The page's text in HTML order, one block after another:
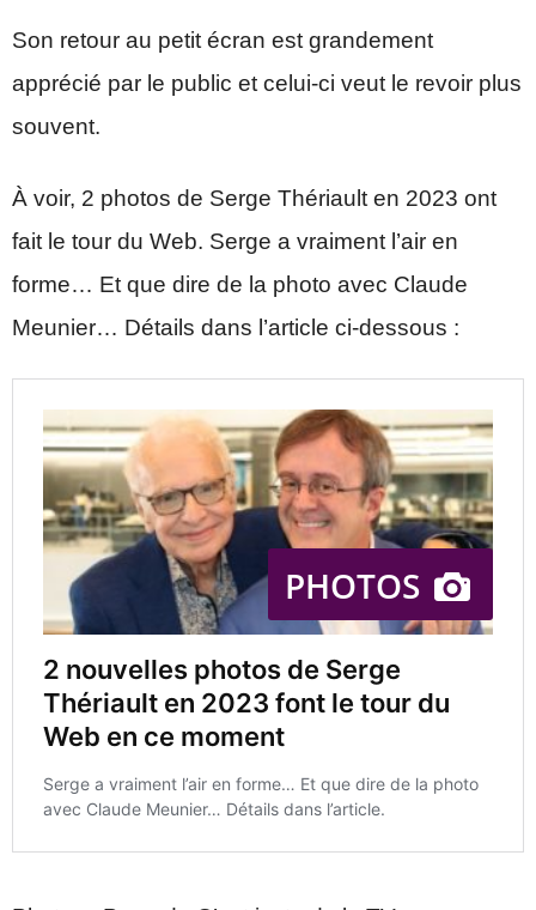
Son retour au petit écran est grandement
apprécié par le public et celui-ci veut le revoir plus
souvent.
À voir, 2 photos de Serge Thériault en 2023 ont
fait le tour du Web. Serge a vraiment l’air en
forme… Et que dire de la photo avec Claude
Meunier… Détails dans l’article ci-dessous :